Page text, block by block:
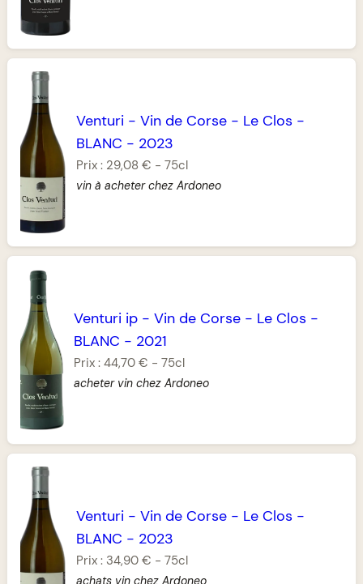
Venturi -Vin de Corse - Le Clos -
BLANC - 2023
Prix : 29,08 € -75cl
vin à acheter chez Ardoneo
Venturi ip -Vin de Corse - Le Clos -
BLANC - 2021
Prix :44,70 € -75cl
acheter vin chez Ardoneo
Venturi -Vin de Corse - Le Clos -
BLANC - 2023
Prix : 34,90 € -75cl
achats vin chez Ardoneo